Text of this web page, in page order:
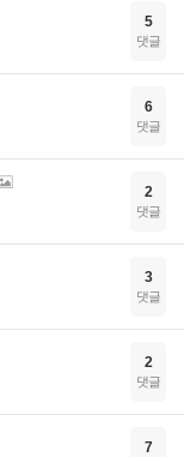
5
댓글
6
댓글
2
댓글
3
댓글
2
댓글
7